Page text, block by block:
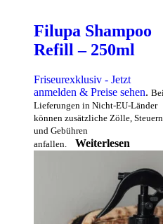
Filupa Shampoo
Refill – 250ml
Friseurexklusiv - Jetzt
anmelden & Preise sehen. Bei
Lieferungen in Nicht-EU-Länder
können zusätzliche Zölle, Steuern
und Gebühren
anfallen.
Weiterlesen